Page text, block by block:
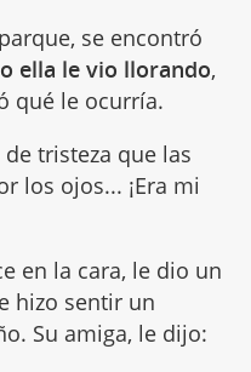
se encontró
ella le vio llorando,
qué le ocurría.
tristeza que las
los ojos... ¡Era mi
en la cara, le dio un
hizo sentir un
Su amiga, le dijo: